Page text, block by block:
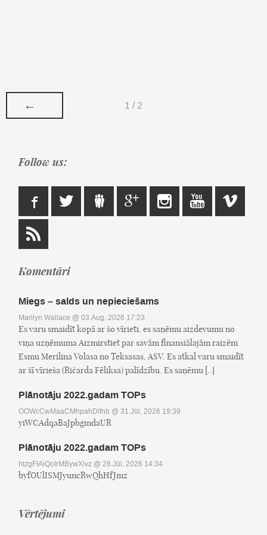
← 1 / 2
Follow us:
Komentāri
Miegs – salds un nepieciešams
Marilyn Wallace @ 03.Aug, 2026 17:23
Es varu smaidīt kopā ar šo vīrieti, es saņēmu aizdevumu no
viņa uzņēmuma Aizmirstiet par savām finansiālajām raizēm
Esmu Merilina Volasa no Teksasas, ASV. Es atkal varu smaidīt
ar šī vīrieša (Ričarda Fēliksa) palīdzību. Es saņēmu [..]
Plānotāju 2022.gadam TOPs
OOWcCwMaaCMhpahDifnb @ 31.Jūl, 2026 19:39
yiWCAdqaBaJpbgmdaUR
Plānotāju 2022.gadam TOPs
htzgFIAiQoIrMBywXlvz @ 28.Jūl, 2026 14:34
byfOUlISMJyuncRwQhHfJmz
Vērtējumi